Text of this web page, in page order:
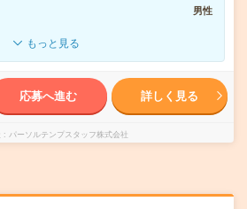
男性
もっと見る
応募へ進む 詳しく見る
パーソルテンプスタッフ株式会社